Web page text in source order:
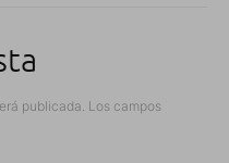
publicada. Los campos